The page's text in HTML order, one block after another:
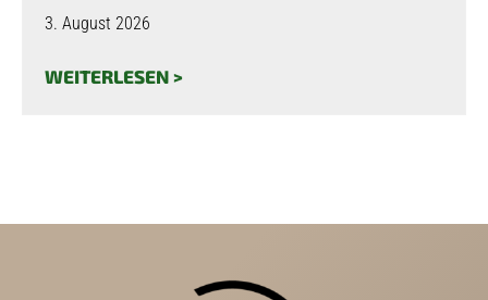
3. August 2026
WEITERLESEN >